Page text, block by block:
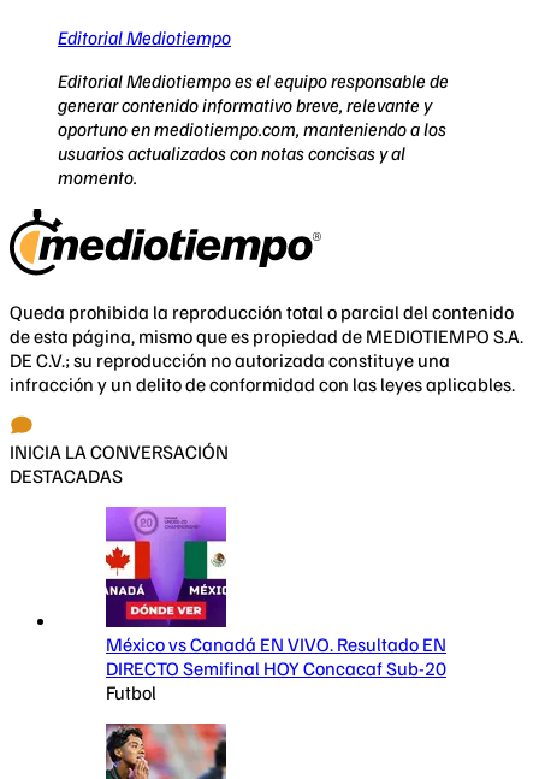
Editorial Mediotiempo
Editorial Mediotiempo es el equipo responsable de
generar contenido informativo breve, relevante y
oportuno en mediotiempo.com, manteniendo a los
usuarios actualizados con notas concisas y al
momento.
Queda prohibida la reproducción total o parcial del contenido
de esta página, mismo que es propiedad de MEDIOTIEMPO S.A.
DE C.V.; su reproducción no autorizada constituye una
infracción y un delito de conformidad con las leyes aplicables.
INICIA LA CONVERSACIÓN
DESTACADAS
México vs Canadá EN VIVO. Resultado EN
DIRECTO Semifinal HOY Concacaf Sub-20
Futbol